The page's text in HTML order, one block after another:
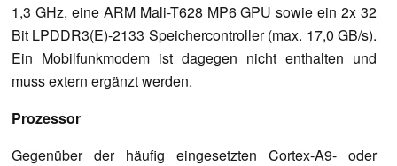
1,3 GHz, eine ARM Mali-T628 MP6 GPU sowie ein 2x 32
Bit LPDDR3(E)-2133 Speichercontroller (max. 17,0 GB/s).
Ein Mobilfunkmodem ist dagegen nicht enthalten und
muss extern ergänzt werden.
Prozessor
Gegenüber der häufig eingesetzten Cortex-A9- oder